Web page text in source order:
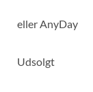
eller AnyDay
Udsolgt